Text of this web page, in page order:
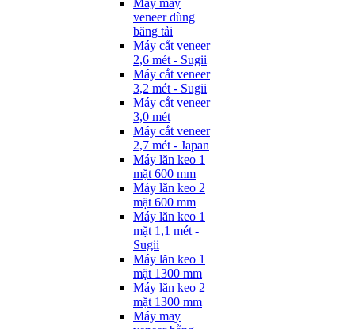
Máy may
veneer dùng
băng tải
Máy cắt veneer
2,6 mét - Sugii
Máy cắt veneer
3,2 mét - Sugii
Máy cắt veneer
3,0 mét
Máy cắt veneer
2,7 mét - Japan
Máy lăn keo 1
mặt 600 mm
Máy lăn keo 2
mặt 600 mm
Máy lăn keo 1
mặt 1,1 mét -
Sugii
Máy lăn keo 1
mặt 1300 mm
Máy lăn keo 2
mặt 1300 mm
Máy may